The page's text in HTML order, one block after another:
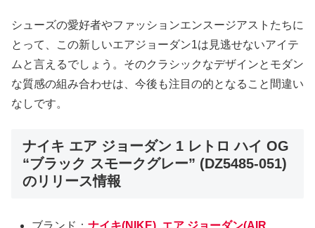
シューズの愛好者やファッションエンスージアストたちに
とって、この新しいエアジョーダン1は見逃せないアイテ
ムと言えるでしょう。そのクラシックなデザインとモダン
な質感の組み合わせは、今後も注目の的となること間違い
なしです。
ナイキ エア ジョーダン 1 レトロ ハイ OG
“ブラック スモークグレー” (DZ5485-051)
のリリース情報
ブランド：ナイキ(NIKE) エア ジョーダン(AIR